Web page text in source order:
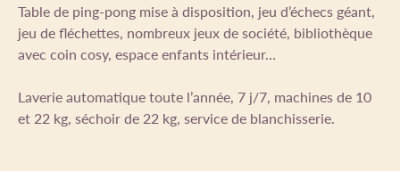
Table de ping-pong mise à disposition, jeu d’échecs géant,
jeu de fléchettes, nombreux jeux de société, bibliothèque
avec coin cosy, espace enfants intérieur…
Laverie automatique toute l’année, 7 j/7, machines de 10
et 22 kg, séchoir de 22 kg, service de blanchisserie.